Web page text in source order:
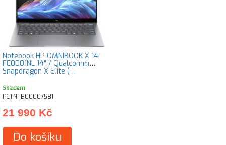
Notebook HP OMNIBOOK X 14-
FE0001NL 14" / Qualcomm
Snapdragon X Elite (…
Skladem
PCTNTB00007581
21 990 Kč
Do košíku